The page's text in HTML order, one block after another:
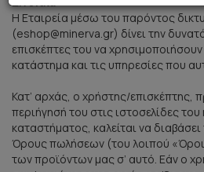
Η Εταιρεία μέσω του παρόντος
(eshop@minerva.gr) δίνει την
επισκέπτες του να
κατάστημα και τις υπηρεσίες που
Κατ’ αρχάς, ο χρήστης/επισκέπτης,
περιήγησή του στις ιστοσελίδες
καταστήματος, καλείται να
Όρους πωλήσεων (του λοιπού
των προϊόντων μας σ’ αυτό. Εάν ο